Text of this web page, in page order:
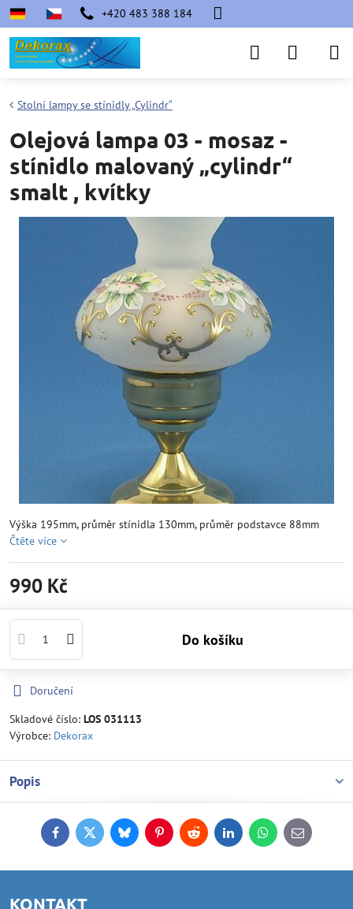
+420 483 388 184
Stolní lampy se stínidly „Cylindr“
Olejová lampa 03 - mosaz -
stínidlo malovaný „cylindr“
smalt , kvítky
Výška 195mm, průměr stínidla 130mm, průměr podstavce 88mm
Čtěte více
990 Kč
Do košíku
Doručení
Skladové číslo: LOS 031113
Výrobce: Dekorax
Popis
FacebookTwitterBlueskyPinterestReddit LinkedInWhatsApp
E-
mail
KONTAKT